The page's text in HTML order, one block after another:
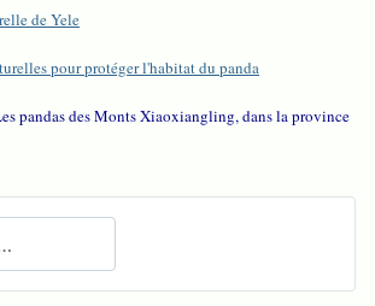
de Yele
pour protéger l'habitat du panda
pandas des Monts Xiaoxiangling, dans la province